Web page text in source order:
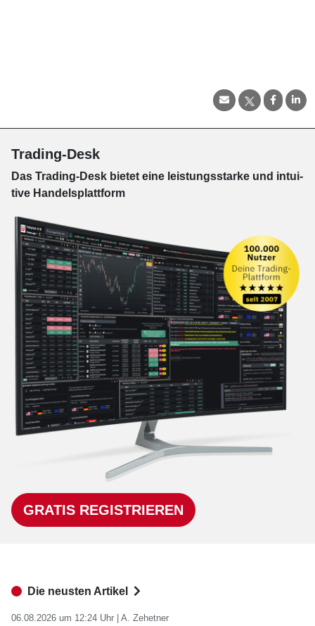
Trading-Desk
Das Trading-Desk bie­tet eine leis­tungs­star­ke und in­tui­
tive Han­dels­platt­form
GRATIS REGISTRIEREN
Die neusten Artikel
06.08.2026 um 12:24 Uhr | A. Zehetner